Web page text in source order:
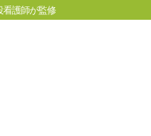
護師が監修